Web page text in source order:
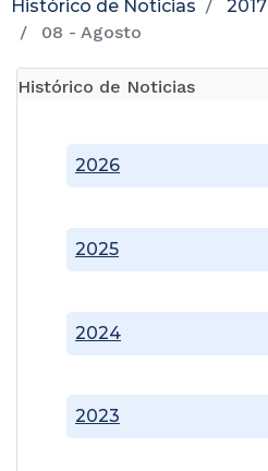
Histórico de Noticias
2017
08 - Agosto
Histórico de Noticias
2023
2024
2025
2026